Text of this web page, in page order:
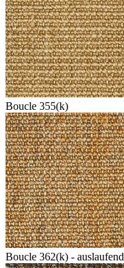
Boucle 355(k)
Boucle 362(k) - auslaufend